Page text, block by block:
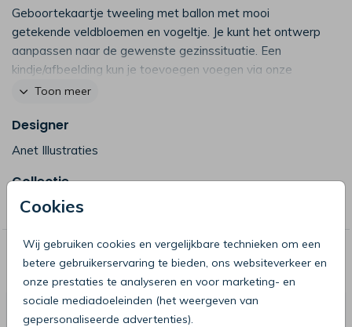
Cookies
Wij gebruiken cookies en vergelijkbare technieken om een
betere gebruikerservaring te bieden, ons websiteverkeer en
onze prestaties te analyseren en voor marketing- en
sociale mediadoeleinden (het weergeven van
gepersonaliseerde advertenties).
Geboortekaartje tweeling met ballon met mooi
getekende veldbloemen en vogeltje. Je kunt het ontwerp
aanpassen naar de gewenste gezinssituatie. Een
kindje/afbeelding kun je toevoegen voegen via onze
clipart-bibliotheek. (7045)
Toon meer
Designer
Anet Illustraties
Collectie
Gezin by Anet
Deze producten zijn wellicht ook iets
voor je